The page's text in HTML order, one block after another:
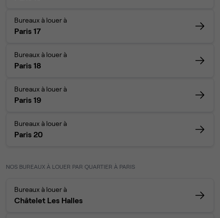
Bureaux à louer à
Paris 17
Bureaux à louer à
Paris 18
Bureaux à louer à
Paris 19
Bureaux à louer à
Paris 20
NOS BUREAUX À LOUER PAR QUARTIER À PARIS
Bureaux à louer à
Châtelet Les Halles